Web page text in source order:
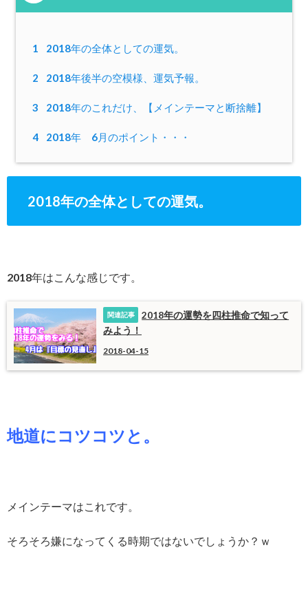
1 2018年の全体としての運気。
2 2018年後半の空模様、運気予報。
3 2018年のこれだけ、【メインテーマと断捨離】
4 2018年 6月のポイント・・・
2018年の全体としての運気。
2018年はこんな感じです。
2018年の運勢を四柱推命で知って
みよう！
2018-04-15
地道にコツコツと。
メインテーマはこれです。
そろそろ嫌になってくる時期ではないでしょうか？ｗ